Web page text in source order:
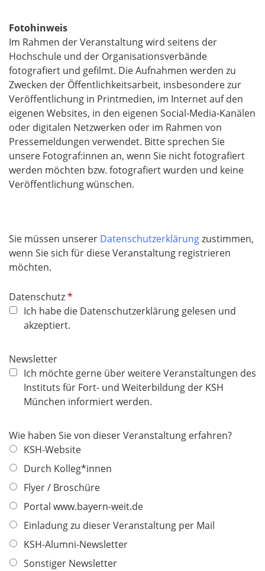
Fotohinweis
Im Rahmen der Veranstaltung wird seitens der
Hochschule und der Organisationsverbände
fotografiert und gefilmt. Die Aufnahmen werden zu
Zwecken der Öffentlichkeitsarbeit, insbesondere zur
Veröffentlichung in Printmedien, im Internet auf den
eigenen Websites, in den eigenen Social-Media-Kanälen
oder digitalen Netzwerken oder im Rahmen von
Pressemeldungen verwendet. Bitte sprechen Sie
unsere Fotograf:innen an, wenn Sie nicht fotografiert
werden möchten bzw. fotografiert wurden und keine
Veröffentlichung wünschen.
Sie müssen unserer Datenschutzerklärungzustimmen,
wenn Sie sich für diese Veranstaltung registrieren
möchten.
DatenschutzP
f
l
h
t
d
Ich habe die Datenschutzerklärung gelesen und
akzeptiert.
Newsletter
Ich möchte gerne über weitere Veranstaltungen des
Instituts für Fort- und Weiterbildung der KSH
München informiert werden.
Wie haben Sie von dieser Veranstaltung erfahren?
KSH-Website
Durch Kolleg*innen
Flyer / Broschüre
Portal www.bayern-weit.de
Einladung zu dieser Veranstaltung per Mail
KSH-Alumni-Newsletter
Sonstiger Newsletter